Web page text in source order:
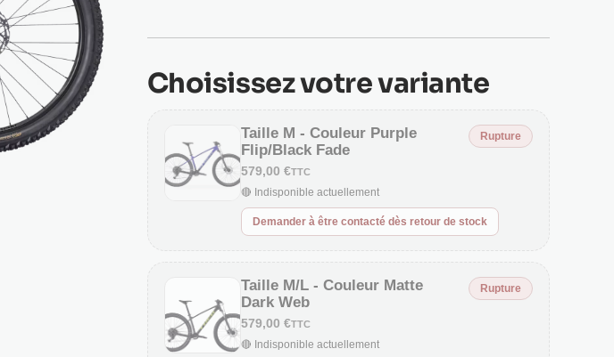
Choisissez votre variante
Taille M - Couleur Purple
Flip/Black Fade
Rupture
579,00 €TTC
🔴 Indisponible actuellement
Demander à être contacté dès retour de stock
Taille M/L - Couleur Matte
Dark Web
Rupture
579,00 €TTC
🔴 Indisponible actuellement